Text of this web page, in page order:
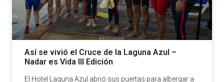
Así se vivió el Cruce de la Laguna Azul –
Nadar es Vida III Edición
El Hotel Laguna Azul abrió sus puertas para albergar a